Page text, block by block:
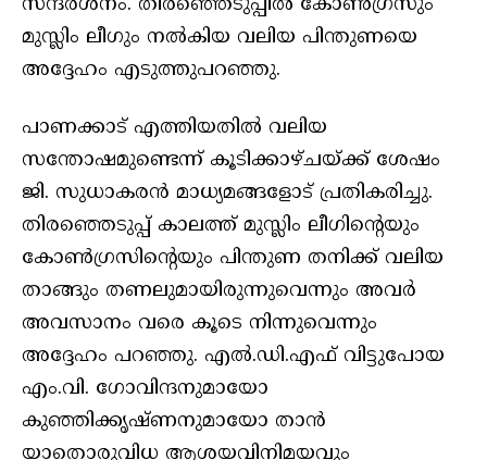
മുസ്ലിം ലീഗും നൽകിയ വലിയ പിന്തുണയെ
അദ്ദേഹം എടുത്തുപറഞ്ഞു.
പാണക്കാട് എത്തിയതിൽ വലിയ
സന്തോഷമുണ്ടെന്ന് കൂടിക്കാഴ്ചയ്ക്ക് ശേഷം
ജി. സുധാകരൻ മാധ്യമങ്ങളോട് പ്രതികരിച്ചു.
തിരഞ്ഞെടുപ്പ് കാലത്ത് മുസ്ലിം ലീഗിന്റെയും
കോൺഗ്രസിന്റെയും പിന്തുണ തനിക്ക് വലിയ
താങ്ങും തണലുമായിരുന്നുവെന്നും അവർ
അവസാനം വരെ കൂടെ നിന്നുവെന്നും
അദ്ദേഹം പറഞ്ഞു. എൽ.ഡി.എഫ് വിട്ടുപോയ
എം.വി. ഗോവിന്ദനുമായോ
കുഞ്ഞിക്കൃഷ്ണനുമായോ താൻ
യാതൊരുവിധ ആശയവിനിമയവും